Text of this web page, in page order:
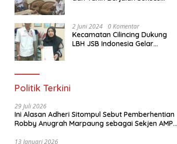
Taruna di Jakarta Utara
2 Juni 2024 0 Komentar
Kecamatan Cilincing Dukung
LBH JSB Indonesia Gelar
Politik Terkini
29 Juli 2026
Ini Alasan Adheri Sitompul Sebut Pemberhentian
Robby Anugrah Marpaung sebagai Sekjen AMPI
13 Januari 2026